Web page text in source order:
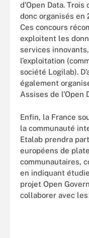
d’Open Data. Trois
donc organisés en
Ces concours
exploitent les
services
l’exploitation
société Logilab).
également
Assises de l’Open
Enfin, la France
la communauté
Etalab prendra
européens de
communautaires,
en indiquant
projet Open
collaborer avec